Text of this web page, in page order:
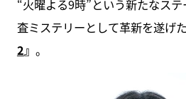
“火曜よる9時”という新たなス
査ミステリーとして革新を遂げた
2』 。